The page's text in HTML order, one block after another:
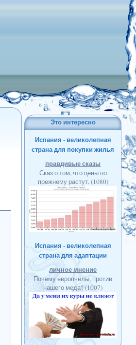
Это интересно
Испания - великолепная
страна для покупки жилья
правдивые сказы
Сказ о том, что цены по
прежнему растут.(1080)
Испания - великолепная
страна для адаптации
личное мнение
Почему европчёлы, против
нашего меда?(1007)